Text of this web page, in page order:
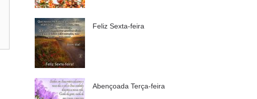
Feliz Sexta-feira
Abençoada Terça-feira